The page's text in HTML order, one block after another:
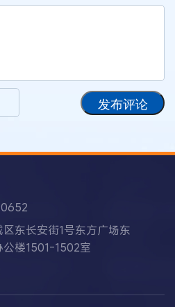
发布评论
东长安街1号东方广场东
楼1501-1502室